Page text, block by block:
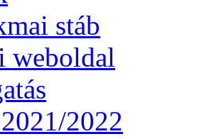
stáb
weboldal
2022